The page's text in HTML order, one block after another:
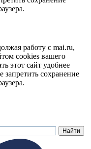
работу с mai.ru,
cookies вашего
этот сайт удобнее
запретить сохранение